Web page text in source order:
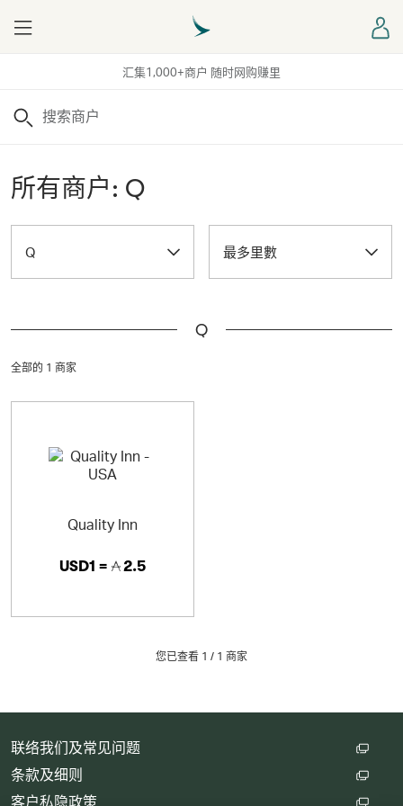
汇集1,000+商户 随时网购赚里
Menu
搜索
所有商户: Q
Q 最多里數
Q
全部的 1 商家
Quality Inn
USD1 = 2.5
您已查看 1 / 1 商家
联络我们及常见问题
条款及细则
客户私隐政策